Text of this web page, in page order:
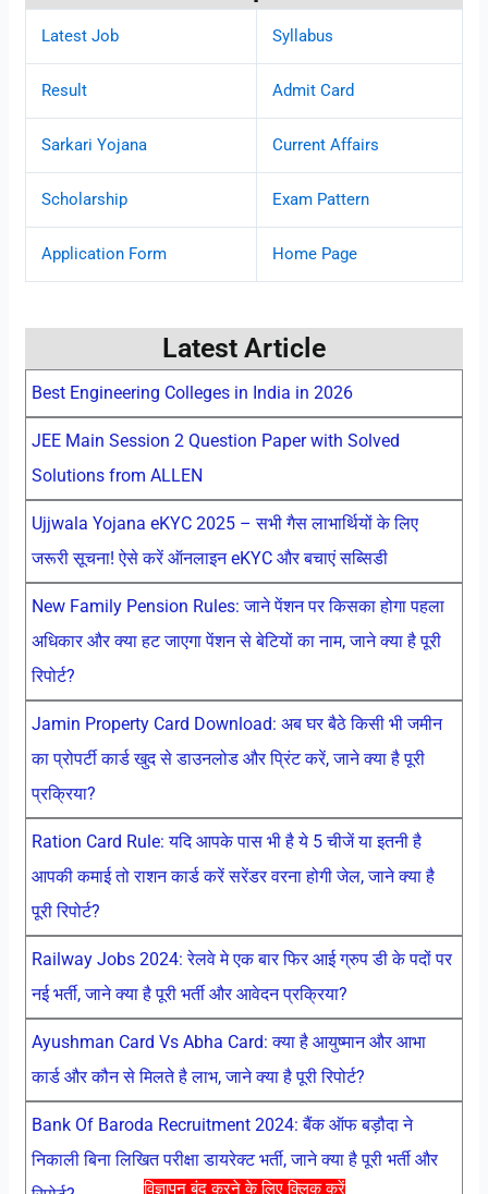
विज्ञापन बंद करने के लिए क्लिक करें
Latest Job Syllabus
Result Admit Card
Sarkari Yojana Current Affairs
Scholarship Exam Pattern
Application Form Home Page
Latest Article
Best Engineering Colleges in India in 2026
JEE Main Session 2 Question Paper with Solved
Solutions from ALLEN
Ujjwala Yojana eKYC 2025 – सभी गैस लाभार्थियों के लिए
जरूरी सूचना! ऐसे करें ऑनलाइन eKYC और बचाएं सब्सिडी
New Family Pension Rules: जाने पेंशन पर किसका होगा पहला
अधिकार और क्या हट जाएगा पेंशन से बेटियों का नाम, जाने क्या है पूरी
रिपोर्ट?
Jamin Property Card Download: अब घर बैठे किसी भी जमीन
का प्रोपर्टी कार्ड खुद से डाउनलोड और प्रिंट करें, जाने क्या है पूरी
प्रक्रिया?
Ration Card Rule: यदि आपके पास भी है ये 5 चीजें या इतनी है
आपकी कमाई तो राशन कार्ड करें सरेंडर वरना होगी जेल, जाने क्या है
पूरी रिपोर्ट?
Railway Jobs 2024: रेलवे मे एक बार फिर आई ग्रुप डी के पदों पर
नई भर्ती, जाने क्या है पूरी भर्ती और आवेदन प्रक्रिया?
Ayushman Card Vs Abha Card: क्या है आयुष्मान और आभा
कार्ड और कौन से मिलते है लाभ, जाने क्या है पूरी रिपोर्ट?
Bank Of Baroda Recruitment 2024: बैंक ऑफ बड़ौदा ने
निकाली बिना लिखित परीक्षा डायरेक्ट भर्ती, जाने क्या है पूरी भर्ती और